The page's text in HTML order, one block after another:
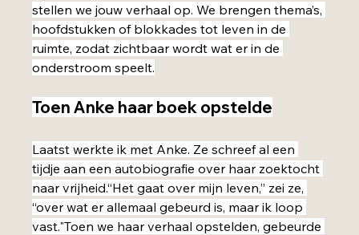
stellen we jouw verhaal op. We brengen thema’s,
hoofdstukken of blokkades tot leven in de
ruimte, zodat zichtbaar wordt wat er in de
onderstroom speelt.
Toen Anke haar boek opstelde
Laatst werkte ik met Anke. Ze schreef al een
tijdje aan een autobiografie over haar zoektocht
naar vrijheid.“Het gaat over mijn leven,” zei ze,
“over wat er allemaal gebeurd is, maar ik loop
vast."Toen we haar verhaal opstelden, gebeurde